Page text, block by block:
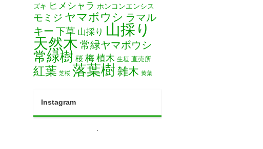
ズキ ヒメシャラ ホンコンエンシス
モミジ ヤマボウシ ラマル
キー 下草 山採り 山採り
天然木 常緑ヤマボウシ
常緑樹 桜 梅 植木 生垣 直売所
紅葉 芝桜 落葉樹 雑木 黄葉
Instagram